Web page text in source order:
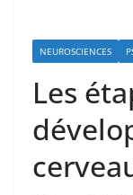
NEUROSCIENCES
Les